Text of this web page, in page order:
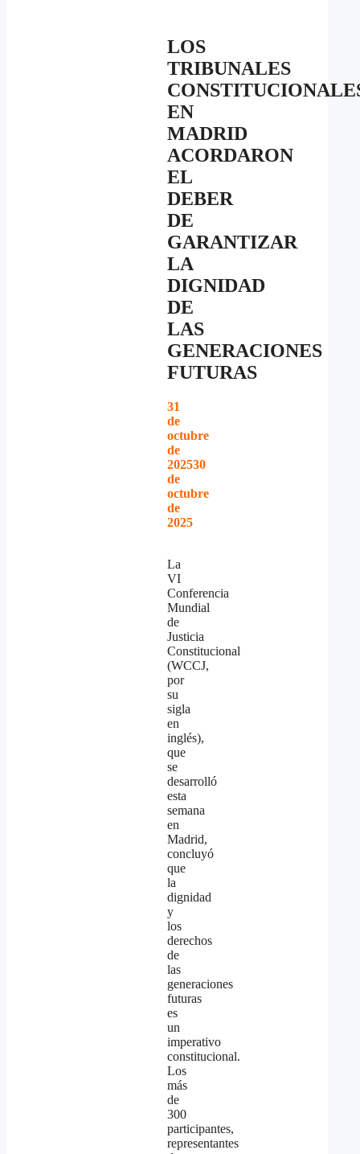
LOS
TRIBUNALES
EN
MADRID
ACORDARON
EL
DEBER
DE
GARANTIZAR
LA
DIGNIDAD
DE
LAS
GENERACIONES
FUTURAS
31
de
octubre
de
202530
de
octubre
de
2025
La
VI
Conferencia
Mundial
de
Justicia
Constitucional
(WCCJ,
por
su
sigla
en
inglés),
que
se
desarrolló
esta
semana
en
Madrid,
concluyó
que
la
dignidad
y
los
derechos
de
las
generaciones
futuras
es
un
imperativo
constitucional.
Los
más
de
300
participantes,
representantes